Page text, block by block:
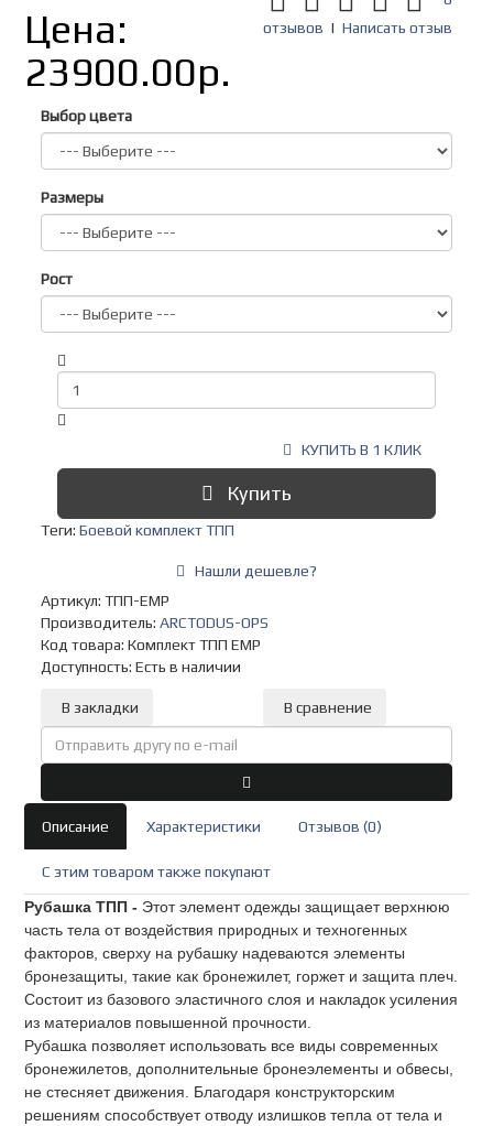
Цена:
23900.00р.
отзывов | Написать отзыв
Выбор цвета
Размеры
Рост
КУПИТЬ В 1 КЛИК
Купить
Теги: Боевой комплект ТПП
Нашли дешевле?
Артикул: ТПП-ЕМР
Производитель: ARCTODUS-OPS
Код товара: Комплект ТПП ЕМР
Доступность: Есть в наличии
В закладки В сравнение
Описание Характеристики Отзывов (0)
C этим товаром также покупают
Рубашка ТПП - Этот элемент одежды защищает верхнюю
часть тела от воздействия природных и техногенных
факторов, сверху на рубашку надеваются элементы
бронезащиты, такие как бронежилет, горжет и защита плеч.
Состоит из базового эластичного слоя и накладок усиления
из материалов повышенной прочности.
Рубашка позволяет использовать все виды современных
бронежилетов, дополнительные бронеэлементы и обвесы,
не стесняет движения. Благодаря конструкторским
решениям способствует отводу излишков тепла от тела и